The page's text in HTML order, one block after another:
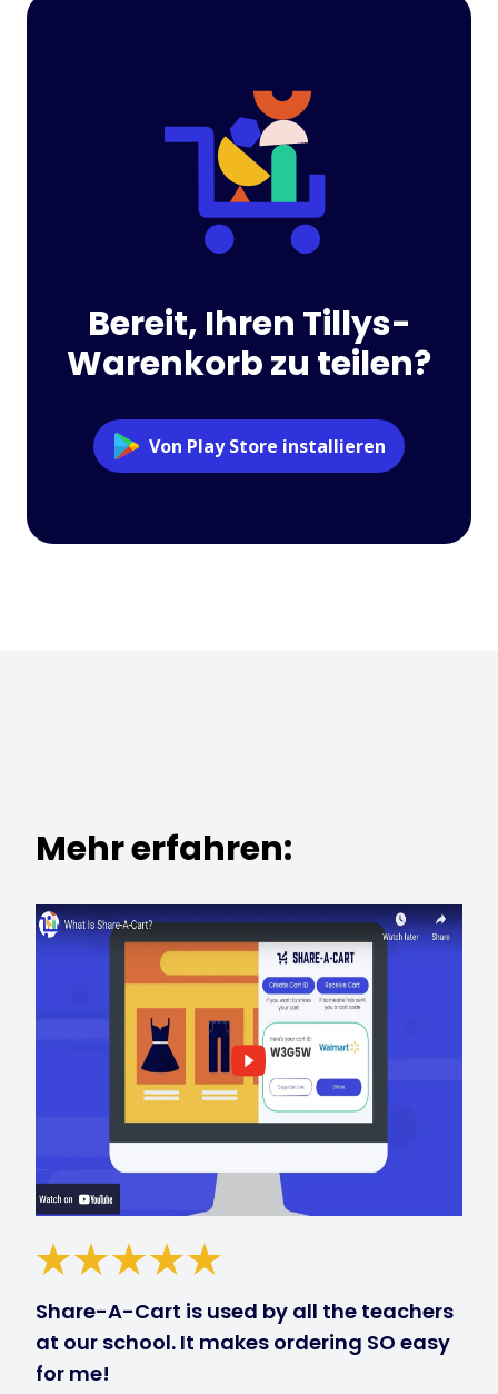
Bereit, Ihren Tillys-
Warenkorb zu teilen?
Von Play Store installieren
Mehr erfahren:
Share-A-Cart is used by all the teachers
at our school. It makes ordering SO easy
for me!